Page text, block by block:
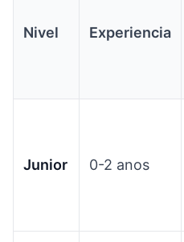
Nivel Experiencia
Junior 0-2 anos